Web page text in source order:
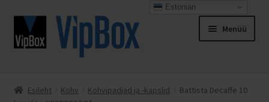
Liigu
navigeerimisele
Liigu
sisu
juurde
Menüü
Esileht Kohv Kohvipadjad ja -kapslid
Battista Decaffe 10
Estonian